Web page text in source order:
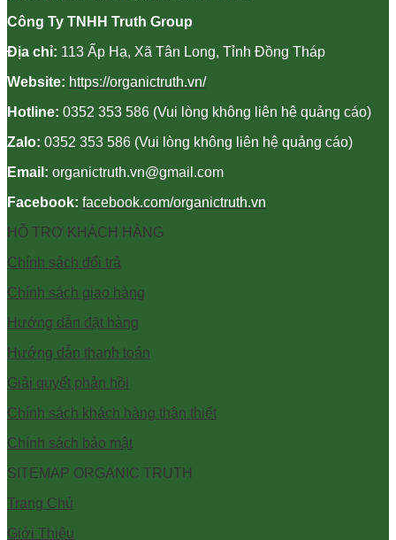
Công Ty TNHH Truth Group
Địa chỉ: 113 Ấp Hạ, Xã Tân Long, Tỉnh Đồng Tháp
Website: https://organictruth.vn/
Hotline: 0352 353 586 (Vui lòng không liên hệ quảng cáo)
Zalo: 0352 353 586 (Vui lòng không liên hệ quảng cáo)
Email: organictruth.vn@gmail.com
Facebook: facebook.com/organictruth.vn
HỖ TRỢ KHÁCH HÀNG
Chính sách đổi trả
Chính sách giao hàng
Hướng dẫn đặt hàng
Hướng dẫn thanh toán
Giải quyết phản hồi
Chính sách khách hàng thân thiết
Chính sách bảo mật
SITEMAP ORGANIC TRUTH
Trang Chủ
Giới Thiệu